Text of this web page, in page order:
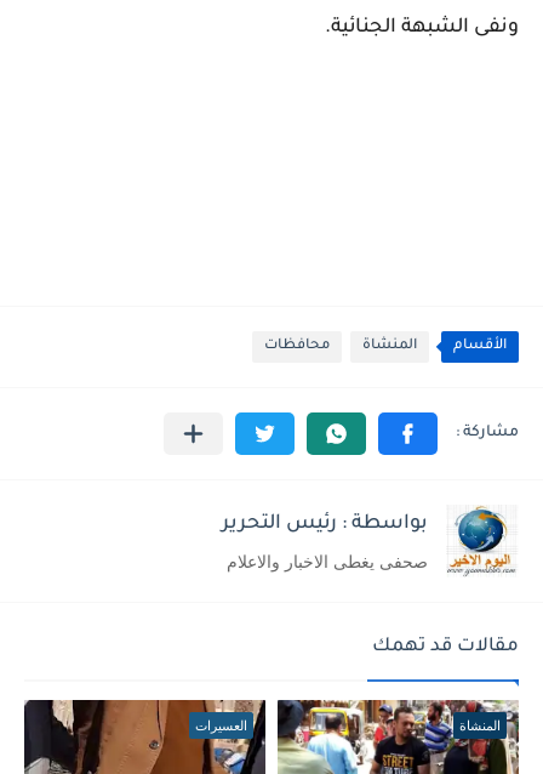
ونفى الشبهة الجنائية.
الأقسام المنشاة محافظات
بواسطة : رئيس التحرير
صحفى يغطى الاخبار والاعلام
مقالات قد تهمك
المنشاة العسيرات